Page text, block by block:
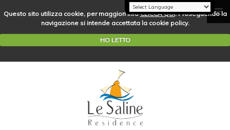
Questo sito utilizza cookie, per maggiori infoCLICCA QUI. Proseguendo la
navigazione si intende accettata la cookie policy.
HO LETTO